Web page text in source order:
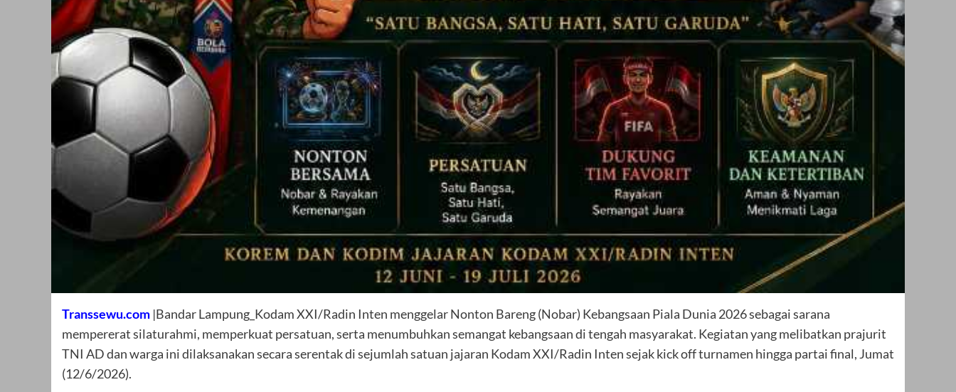
Transsewu.com |Bandar Lampung_Kodam XXI/Radin Inten menggelar Nonton Bareng (Nobar) Kebangsaan Piala Dunia 2026 sebagai sarana
mempererat silaturahmi, memperkuat persatuan, serta menumbuhkan semangat kebangsaan di tengah masyarakat. Kegiatan yang melibatkan prajurit
TNI AD dan warga ini dilaksanakan secara serentak di sejumlah satuan jajaran Kodam XXI/Radin Inten sejak kick off turnamen hingga partai final, Jumat
(12/6/2026).